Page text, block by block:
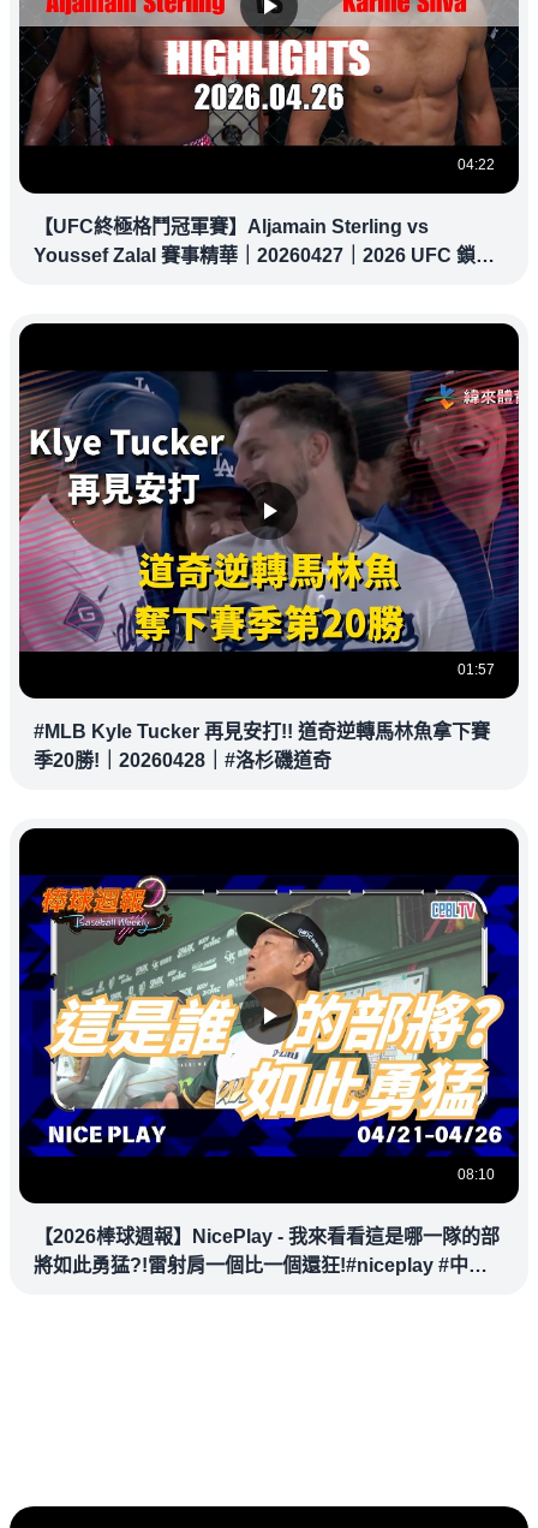
04:22
【UFC終極格鬥冠軍賽】Aljamain Sterling vs
Youssef Zalal 賽事精華｜20260427｜2026 UFC 鎖定
01:57
#MLB Kyle Tucker 再見安打!! 道奇逆轉馬林魚拿下賽
季20勝!｜20260428｜#洛杉磯道奇
08:10
【2026棒球週報】NicePlay - 我來看看這是哪一隊的部
將如此勇猛?!雷射肩一個比一個還狂!#niceplay #中華